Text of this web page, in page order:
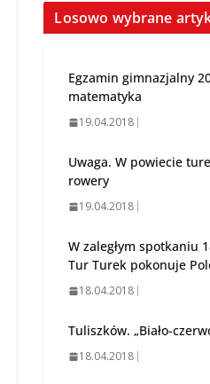
Losowo wybrane
Egzamin gimnazjalny
matematyka
19.04.2018
Uwaga. W powiecie
rowery
19.04.2018
W zaległym spotkaniu
Tur Turek pokonuje
18.04.2018
Tuliszków. „Biało-
18.04.2018